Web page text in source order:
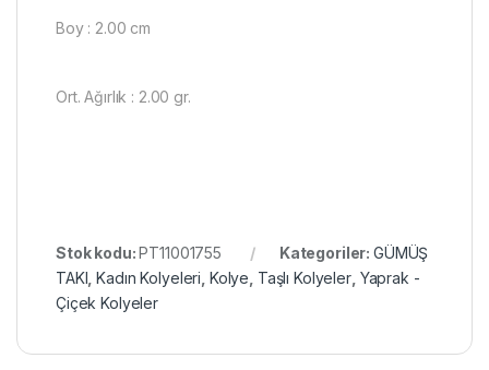
Boy : 2.00 cm
Ort. Ağırlık : 2.00 gr.
Stok kodu:PT11001755 Kategoriler: GÜMÜŞ
TAKI ,Kadın Kolyeleri Kolye Taşlı Kolyeler, Yaprak -
Çiçek Kolyeler